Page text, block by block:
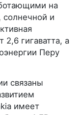
на
солнечной и
гигаватта, а
Перу
связаны
имеет